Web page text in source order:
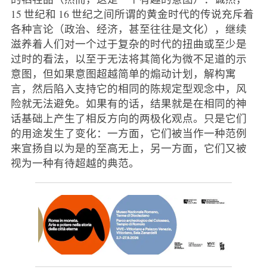
15 世纪和 16 世纪之间所谓的黄金时代的传说充斥着
各种言论（政治、经济，甚至往往是文化），继续
滋养着人们对一个过于复杂的时代的扭曲或至少是
过时的看法，以至于无法将其简化为微不足道的示
意图，但如果意图超越简单的煽动计划，解构寓
言，然后陷入支持它的相同的陈规定型观念中，风
险就无法避免。如果有的话，结果就是在相同的神
话基础上产生了相反方向的两极化观点。只是它们
的用途发生了变化：一方面，它们被当作一种范例
来宣扬自以为是的至高无上，另一方面，它们又被
视为一种有待超越的典范。